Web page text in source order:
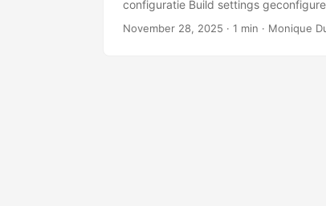
configuratie Build settings
Deploy successful! https://
November 28, 2025 · 1 min · Monique